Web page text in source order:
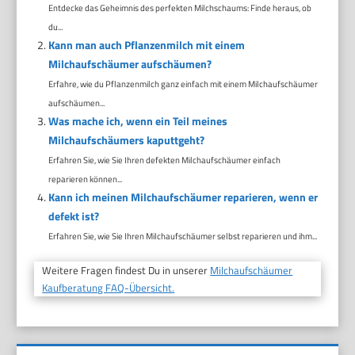
Entdecke das Geheimnis des perfekten Milchschaums: Finde heraus, ob
du...
Kann man auch Pflanzenmilch mit einem
Milchaufschäumer aufschäumen?
Erfahre, wie du Pflanzenmilch ganz einfach mit einem Milchaufschäumer
aufschäumen...
Was mache ich, wenn ein Teil meines
Milchaufschäumers kaputtgeht?
Erfahren Sie, wie Sie Ihren defekten Milchaufschäumer einfach
reparieren können...
Kann ich meinen Milchaufschäumer reparieren, wenn er
defekt ist?
Erfahren Sie, wie Sie Ihren Milchaufschäumer selbst reparieren und ihm...
Weitere Fragen findest Du in unserer Milchaufschäumer
Kaufberatung FAQ-Übersicht.